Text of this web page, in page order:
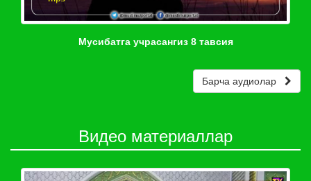
Мусибатга учрасангиз 8 тавсия
Барча аудиолар
Видео материаллар